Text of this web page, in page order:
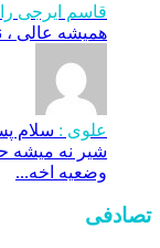
قاسم ایرجی
همیشه عالی
علوی : سلام
شیر نه میشه
وضعیه اخه...
تصادفی